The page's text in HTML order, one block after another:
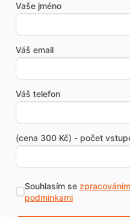
Vaše jméno
Váš email
Váš telefon
(cena 300 Kč) - počet
Souhlasím se
podmínkami